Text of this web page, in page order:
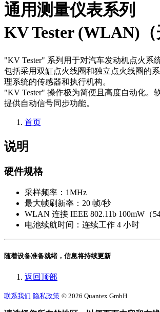
通用测量仪表系列
KV Tester (WLAN)（
"KV Tester" 系列用于对汽车发动机点火系
包括采用双缸点火线圈和独立点火线圈的
理系统的传感器和执行机构。
"KV Tester" 操作极为简便且高度自动化。
提供自动信号同步功能。
首页
说明
硬件规格
采样频率：1MHz
最大帧刷新率：20 帧/秒
WLAN 连接 IEEE 802.11b 100mW（
电池续航时间：连续工作 4 小时
随着设备准备就绪，信息将持续更新
返回顶部
联系我们 隐私政策 © 2026 Quantex GmbH